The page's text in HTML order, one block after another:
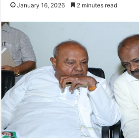
January 16, 2026 2 minutes read